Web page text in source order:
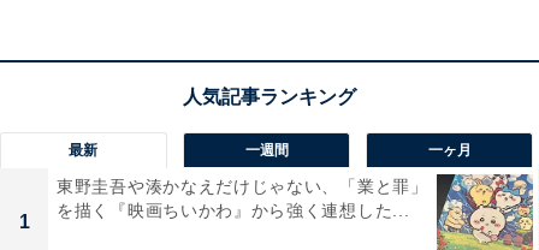
— Netflix Japan | ネットフリックス (@NetflixJP)
January 9, 2026
序盤は和やかな密着映像が続くのですが、「episode
最新 一週間 一ヶ月
1
東野圭吾や湊かなえだけじゃない、「業と罪」
を描く『映画ちいかわ』から強く連想した...